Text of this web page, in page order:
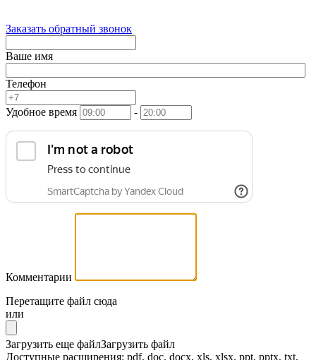
Заказать обратный звонок
Ваше имя
Телефон
Удобное время -
Комментарии
Перетащите файл сюда
или
Загрузить еще файлЗагрузить файл
Доступные расширения: pdf, doc, docx, xls, xlsx, ppt, pptx, txt,